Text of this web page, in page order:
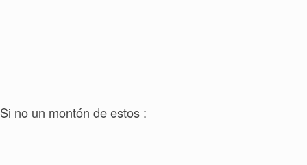
Si no un montón de estos :